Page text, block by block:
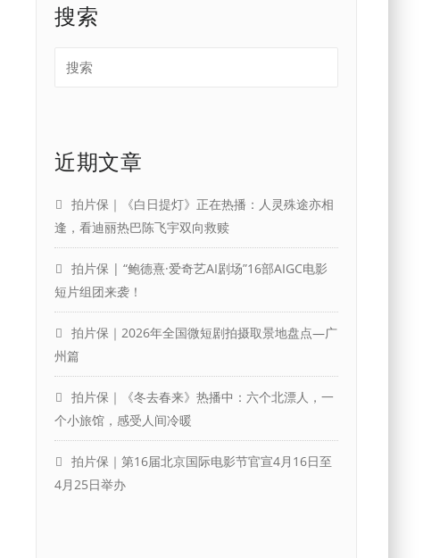
搜索
近期文章
拍片保｜《白日提灯》正在热播：人灵殊途亦相
逢，看迪丽热巴陈飞宇双向救赎
拍片保 | “鲍德熹·爱奇艺AI剧场”16部AIGC电影
短片组团来袭！
拍片保｜2026年全国微短剧拍摄取景地盘点—广
州篇
拍片保｜《冬去春来》热播中：六个北漂人，一
个小旅馆，感受人间冷暖
拍片保｜第16届北京国际电影节官宣4月16日至
4月25日举办